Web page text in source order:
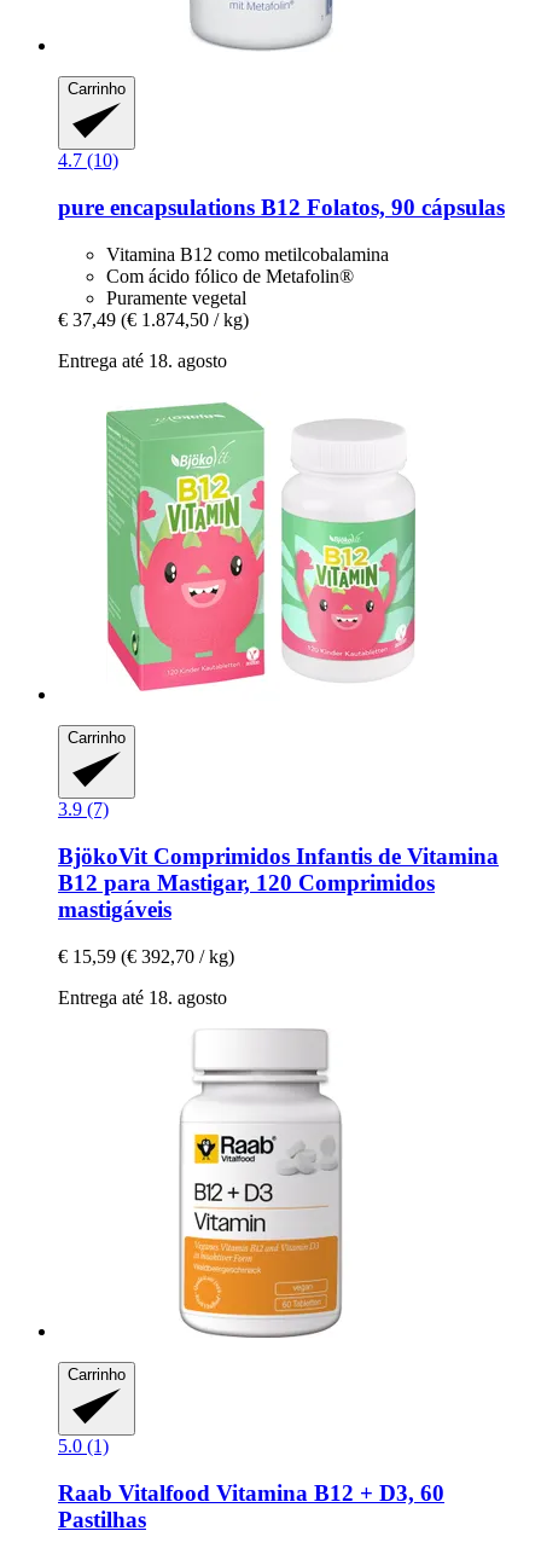
Carrinho
4.7 (10)
pure encapsulations B12 Folatos, 90 cápsulas
Vitamina B12 como metilcobalamina
Com ácido fólico de Metafolin®
Puramente vegetal
€ 37,49 (€ 1.874,50 / kg)
Entrega até 18. agosto
Carrinho
3.9 (7)
BjökoVit Comprimidos Infantis de Vitamina
B12 para Mastigar, 120 Comprimidos
mastigáveis
€ 15,59 (€ 392,70 / kg)
Entrega até 18. agosto
Carrinho
5.0 (1)
Raab Vitalfood Vitamina B12 + D3, 60
Pastilhas